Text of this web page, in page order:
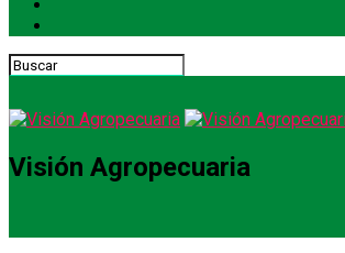
Visión Agropecuaria